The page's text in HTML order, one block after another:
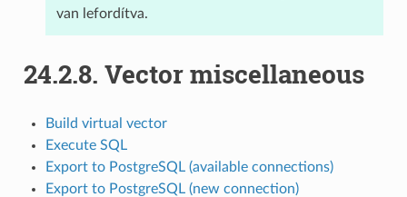
van lefordítva.
24.2.8. Vector miscellaneous
Build virtual vector
Execute SQL
Export to PostgreSQL (available connections)
Export to PostgreSQL (new connection)